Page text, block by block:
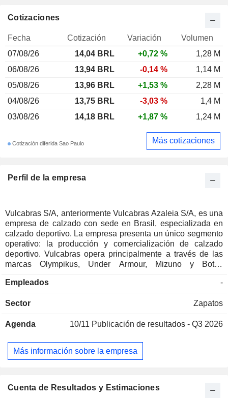
Perfil de la empresa
Vulcabras S/A, anteriormente Vulcabras Azaleia S/A, es una
empresa de calzado con sede en Brasil, especializada en
calzado deportivo. La empresa presenta un único segmento
operativo: la producción y comercialización de calzado
deportivo. Vulcabras opera principalmente a través de las
marcas Olympikus, Under Armour, Mizuno y Botas
productos, con más de 100 modelos nuevos y 150 prendas
proveedora de ropa, calzado y accesorios centrada en el
deportistas tecnología avanzada, proporcionando una línea
que Botas Vulcabras es un fabricante de calzado para el
sector industrial. Los productos se fabrican en dos
Bahía.
Empleados -
Sector Zapatos
Agenda 10/11 Publicación de resultados - Q3 2026
Más información sobre la empresa
Cotizaciones
Fecha Cotización Variación
Volumen
07/08/26
14,04 BRL +0,72 %
1,28 M
06/08/26
13,94 BRL -0,14 %
1,14 M
05/08/26
13,96 BRL +1,53 %
2,28 M
04/08/26
13,75 BRL -3,03 %
1,4 M
03/08/26
14,18 BRL +1,87 % 1,24 M
Cotización diferida Sao Paulo Más cotizaciones
Cuenta de Resultados y Estimaciones